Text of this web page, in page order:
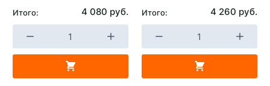
Итого: 4 080 руб. Итого: 4 260 руб.